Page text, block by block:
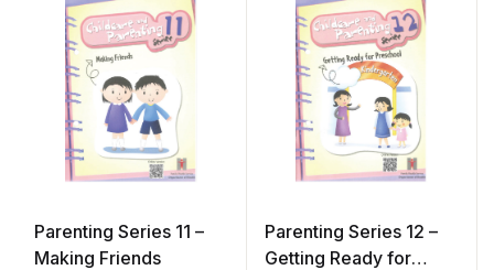
Parenting Series 11 –
Making Friends
Parenting Series 12 –
Getting Ready for